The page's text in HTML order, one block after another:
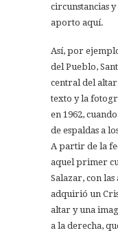
circunstancias y
aporto aquí.
Así, por
del Pueblo,
central del
texto y la
en 1962,
de espaldas a
A partir de la
aquel primer
Salazar, con las
adquirió un
altar y una
a la derecha,